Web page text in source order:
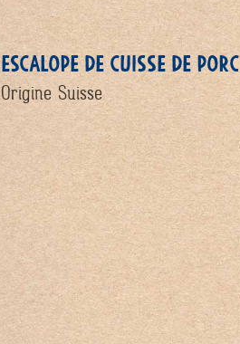
ESCALOPE DE CUISSE DE PORC
Origine Suisse